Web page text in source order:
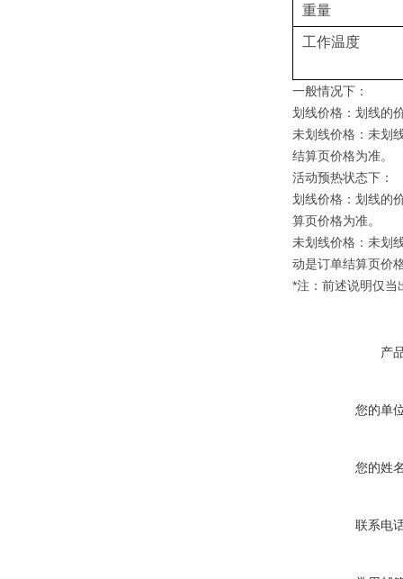
重量
工作温度
一般情况下：
划线价格：划线的
未划线价格：未划
结算页价格为准。
活动预热状态下：
划线价格：划线的
算页价格为准。
未划线价格：未划
动是订单结算页价
*注：前述说明仅当
产
您的单
您的姓
联系电